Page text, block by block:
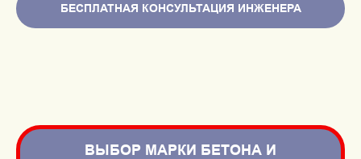
БЕСПЛАТНАЯ КОНСУЛЬТАЦИЯ ИНЖЕНЕРА
ВЫБОР МАРКИ БЕТОНА И